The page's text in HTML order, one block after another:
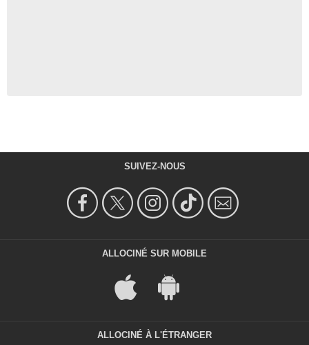
SUIVEZ-NOUS
ALLOCINÉ SUR MOBILE
ALLOCINÉ À L'ÉTRANGER